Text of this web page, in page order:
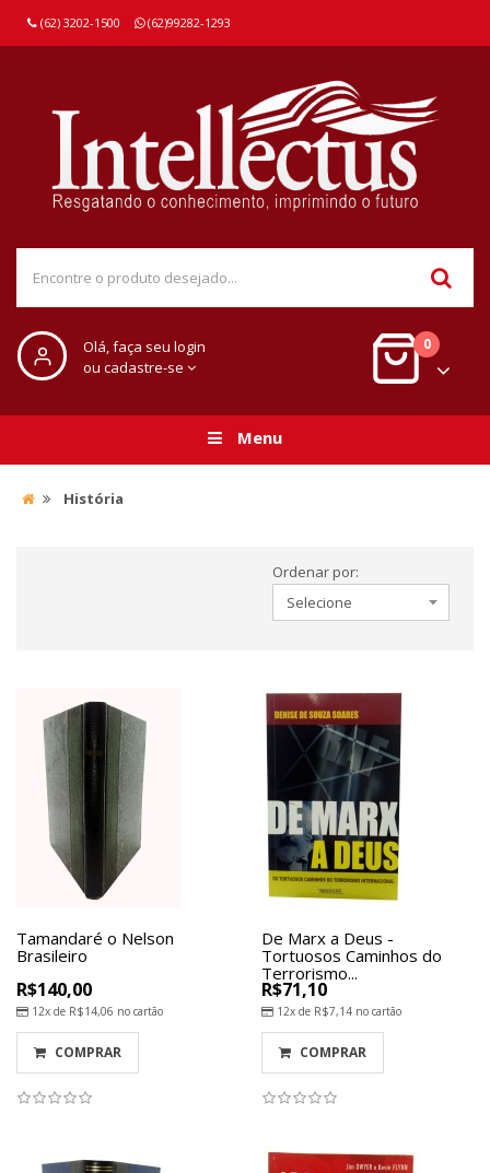
(62) 3202-1500 (62)99282-1293
Olá, faça seu login
ou cadastre-se
0
Menu
História
Ordenar por:
Tamandaré o Nelson
Brasileiro
R$140,00
12x de R$14,06 no cartão
COMPRAR
De Marx a Deus -
Tortuosos Caminhos do
Terrorismo...
R$71,10
12x de R$7,14 no cartão
COMPRAR